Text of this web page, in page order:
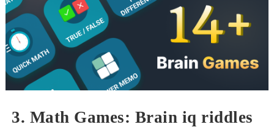
3. Math Games: Brain iq riddles